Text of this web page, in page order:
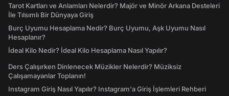
Tarot Kartları ve Anlamları Nelerdir? Majör ve Minör Arkana Desteleri
İle Tılsımlı Bir Dünyaya Giriş
Burç Uyumu Hesaplama Nedir? Burç Uyumu, Aşk Uyumu Nasıl
Hesaplanır?
İdeal Kilo Nedir? İdeal Kilo Hesaplama Nasıl Yapılır?
Ders Çalışırken Dinlenecek Müzikler Nelerdir? Müziksiz
Çalışamayanlar Toplanın!
Instagram Giriş Nasıl Yapılır? Instagram'a Giriş İşlemleri Rehberi